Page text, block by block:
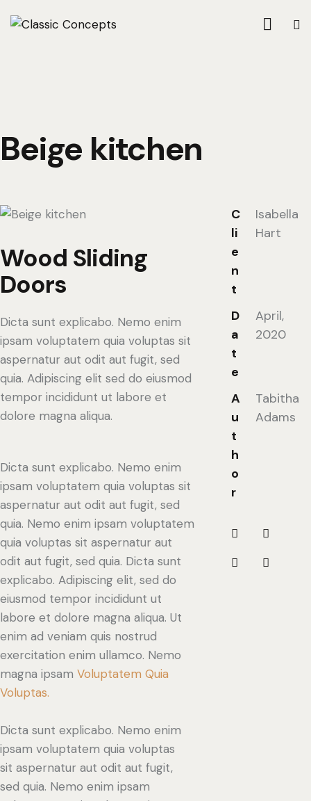
Beige kitchen
Wood Sliding
Doors
Dicta sunt explicabo. Nemo enim
ipsam voluptatem quia voluptas sit
aspernatur aut odit aut fugit, sed
quia. Adipiscing elit sed do eiusmod
tempor incididunt ut labore et
dolore magna aliqua.
Dicta sunt explicabo. Nemo enim
ipsam voluptatem quia voluptas sit
aspernatur aut odit aut fugit, sed
quia. Nemo enim ipsam voluptatem
quia voluptas sit aspernatur aut
odit aut fugit, sed quia. Dicta sunt
explicabo. Adipiscing elit, sed do
eiusmod tempor incididunt ut
labore et dolore magna aliqua. Ut
enim ad veniam quis nostrud
exercitation enim ullamco. Nemo
magna ipsam Voluptatem Quia
Voluptas.
Dicta sunt explicabo. Nemo enim
ipsam voluptatem quia voluptas
sit aspernatur aut odit aut fugit,
sed quia. Nemo enim ipsam
C
li
e
n
t
Isabella
Hart
D
a
t
e
April,
2020
A
u
t
h
o
r
Tabitha
Adams